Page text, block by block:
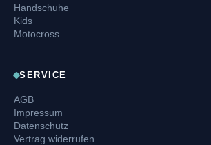
Handschuhe
Kids
Motocross
SERVICE
AGB
Impressum
Datenschutz
Vertrag widerrufen